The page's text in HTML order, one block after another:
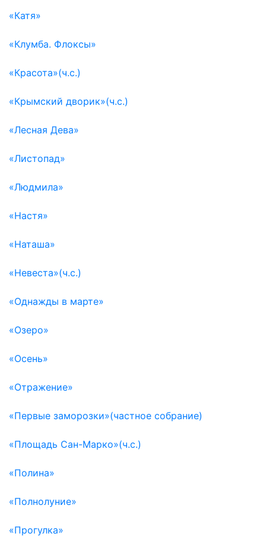
«Катя»
«Клумба. Флоксы»
«Красота»(ч.с.)
«Крымский дворик»(ч.с.)
«Лесная Дева»
«Листопад»
«Людмила»
«Настя»
«Наташа»
«Невеста»(ч.с.)
«Однажды в марте»
«Озеро»
«Осень»
«Отражение»
«Первые заморозки»(частное собрание)
«Площадь Сан-Марко»(ч.с.)
«Полина»
«Полнолуние»
«Прогулка»